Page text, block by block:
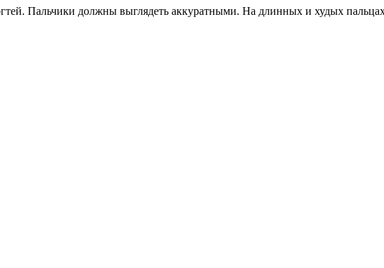
Пальчики должны выглядеть аккуратными. На длинных и худых